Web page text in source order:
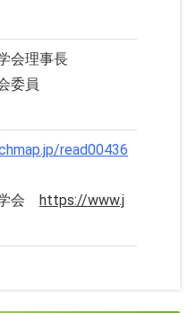
会理事長
委員
read00436
会
https://www.j